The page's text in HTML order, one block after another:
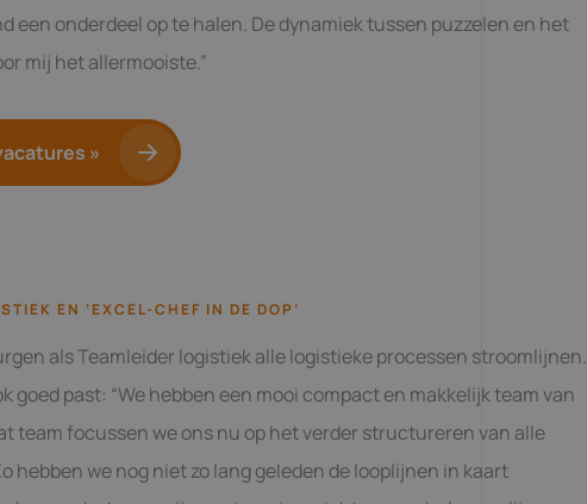
een onderdeel op te halen. De dynamiek tussen puzzelen en het
mij het allermooiste.”
»
EN ‘EXCEL-CHEF IN DE DOP’
als Teamleider logistiek alle logistieke processen stroomlijnen.
goed past: “We hebben een mooi compact en makkelijk team van
team focussen we ons nu op het verder structureren van alle
hebben we nog niet zo lang geleden de looplijnen in kaart